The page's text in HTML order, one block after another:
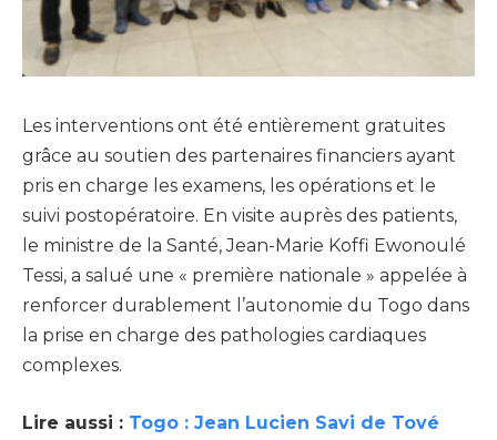
Les interventions ont été entièrement gratuites
grâce au soutien des partenaires financiers ayant
pris en charge les examens, les opérations et le
suivi postopératoire. En visite auprès des patients,
le ministre de la Santé, Jean-Marie Koffi Ewonoulé
Tessi, a salué une « première nationale » appelée à
renforcer durablement l’autonomie du Togo dans
la prise en charge des pathologies cardiaques
complexes.
Lire aussi : Togo : Jean Lucien Savi de Tové